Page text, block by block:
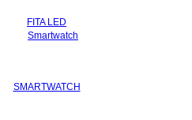
FITA LED
SMARTWATCH